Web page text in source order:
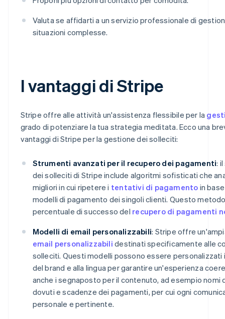
Valuta se affidarti a un servizio professionale di
situazioni complesse.
I vantaggi di Stripe
Stripe offre alle attività un'assistenza flessibile per la
grado di potenziare la tua strategia meditata. Ecco una
vantaggi di Stripe per la gestione dei solleciti:
Strumenti avanzati per il recupero dei pagamenti:
dei solleciti di Stripe include algoritmi sofisticati che
migliori in cui ripetere i tentativi di pagamento in
modelli di pagamento dei singoli clienti. Questo
percentuale di successo del recupero di pagamenti
Modelli di email personalizzabili: Stripe offre
email personalizzabili destinati specificamente alle
solleciti. Questi modelli possono essere personalizzati
del brand e alla lingua per garantire un'esperienza
anche i segnaposto per il contenuto, ad esempio nomi
dovuti e scadenze dei pagamenti, per cui ogni
personale e pertinente.